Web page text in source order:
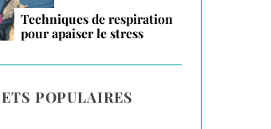
Techniques de respiration
pour apaiser le stress
POPULAIRES